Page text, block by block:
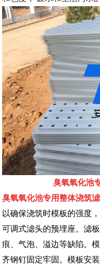
臭氧氧化池
臭氧氧化池专用整体浇筑
以确保浇筑时模板的强度
可调式滤头的预埋座。滤
痕、气泡、溢边等缺陷。
齐钢钉固定牢固。模板安